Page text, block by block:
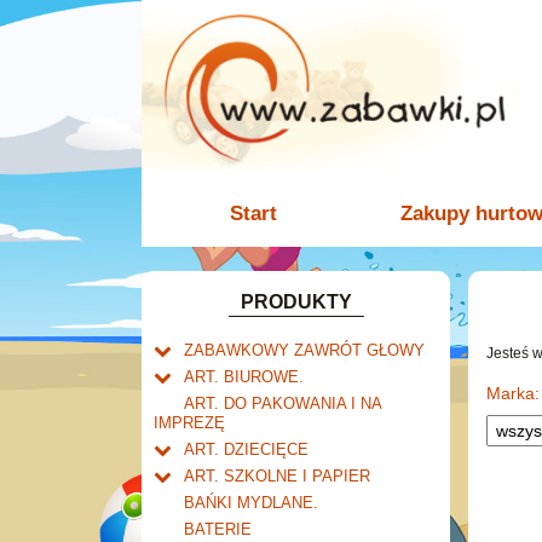
Start Zakupy
PRODUKTY
ZABAWKOWY ZAWRÓT GŁOWY
Welly.
Mały naukowiec.
Zabawki dla chłopców.
cybertransformacja
Akcesoria dla lalek.
ART. BIUROWE.
Kalendarze.
Książkowe
Wieloletnie
Ścienne
Zdzieraki
Dziurkacze i zszywacze.
Klipy i spinacze.
Korektory.
Skoroszyty, teczki i segregatory.
ART. DO PAKOWANIA I NA
IMPREZĘ
ART. DZIECIĘCE
Artykuły drogeryjne.
Produkty dla mamy i
ART. SZKOLNE I PAPIER
Tornistry, plecaki i walizki.
Drobne artykuły szkolne.
BAŃKI MYDLANE.
BATERIE
Jesteś
Marka: